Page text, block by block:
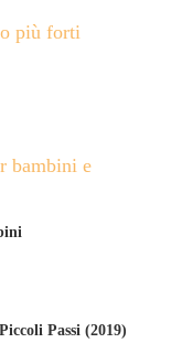
Passi (2019)